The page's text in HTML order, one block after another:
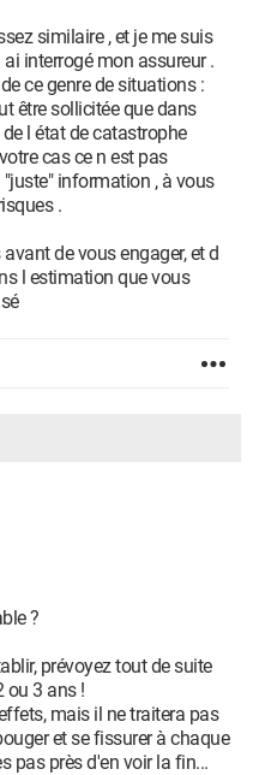
similaire , et je me suis
interrogé mon assureur .
ce genre de situations :
être sollicitée que dans
l état de catastrophe
cas ce n est pas
information , à vous
.
de vous engager, et d
l estimation que vous
?
prévoyez tout de suite
ou 3 ans !
mais il ne traitera pas
et se fissurer à chaque
pas près d'en voir la fin...